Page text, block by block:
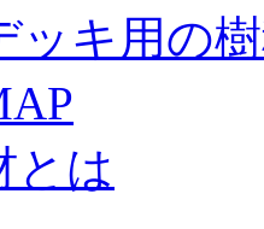
ッキ用の
とは